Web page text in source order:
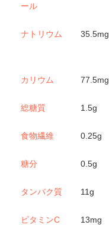
ール
ナトリウム 35.5mg
カリウム 77.5mg
総糖質 1.5g
食物繊維 0.25g
糖分 0.5g
タンパク質 11g
ビタミンC 13mg